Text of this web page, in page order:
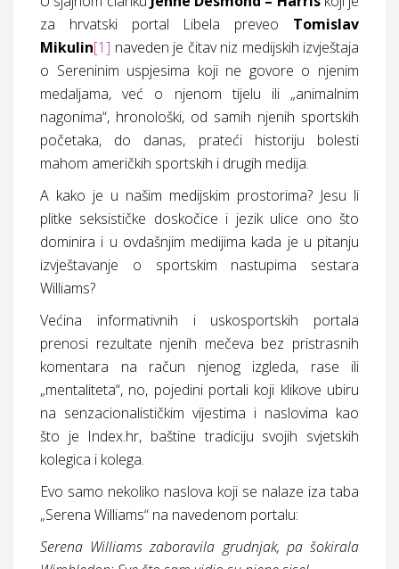
za hrvatski portal Libela preveo Tomislav
Mikulin[1] naveden je čitav niz medijskih izvještaja
o Sereninim uspjesima koji ne govore o njenim
medaljama, već o njenom tijelu ili „animalnim
nagonima“, hronološki, od samih njenih sportskih
početaka, do danas, prateći historiju bolesti
mahom američkih sportskih i drugih medija.
A kako je u našim medijskim prostorima? Jesu li
plitke seksističke doskočice i jezik ulice ono što
dominira i u ovdašnjim medijima kada je u pitanju
izvještavanje o sportskim nastupima sestara
Williams?
Većina informativnih i uskosportskih portala
prenosi rezultate njenih mečeva bez pristrasnih
komentara na račun njenog izgleda, rase ili
„mentaliteta“, no, pojedini portali koji klikove ubiru
na senzacionalističkim vijestima i naslovima kao
što je Index.hr, baštine tradiciju svojih svjetskih
kolegica i kolega.
Evo samo nekoliko naslova koji se nalaze iza taba
„Serena Williams“ na navedenom portalu:
Serena Williams zaboravila grudnjak, pa šokirala